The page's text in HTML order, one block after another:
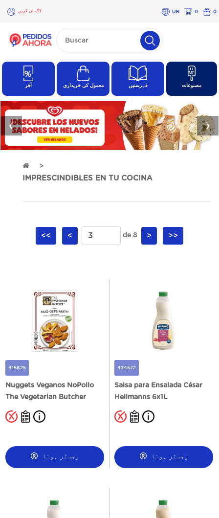
لاگ ان کریں UR 0 0
×
لاگ
کریں
آفر معمول کی خریداری فہرستیں مصنوعات
❮ ❯
IMPRESCINDIBLES EN TU COCINA
<< < de 8 > >>
415625
Nuggets Veganos NoPollo
The Vegetarian Butcher
6Ux180GR
رجسٹر ہونا
424572
Salsa para Ensalada César
Hellmanns 6x1L
رجسٹر ہونا